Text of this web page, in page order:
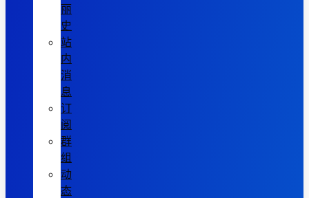
丽
史
站
内
消
息
订
阅
群
组
动
态